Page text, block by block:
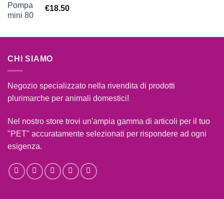
€18.50
CHI SIAMO
Negozio specializzato nella rivendita di prodotti
plurimarche per animali domestici!
Nel nostro store trovi un'ampia gamma di articoli per il tuo
"PET" accuratamente selezionati per rispondere ad ogni
esigenza.